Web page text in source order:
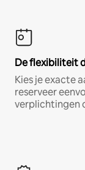
De flexibiliteit
Kies je exacte
reserveer
verplichtingen